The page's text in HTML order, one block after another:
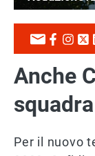
Anche
Per il nuovo